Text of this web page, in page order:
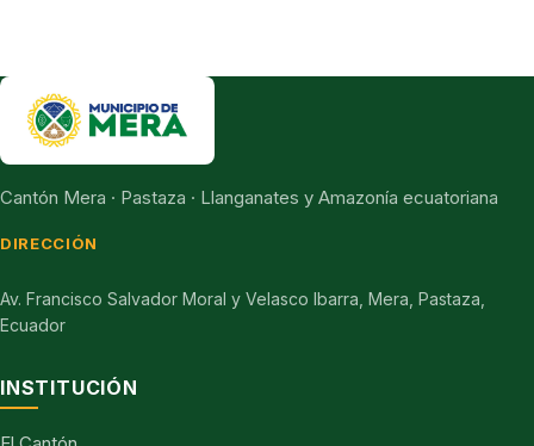
Cantón Mera · Pastaza · Llanganates y Amazonía ecuatoriana
DIRECCIÓN
Av. Francisco Salvador Moral y Velasco Ibarra, Mera, Pastaza,
Ecuador
INSTITUCIÓN